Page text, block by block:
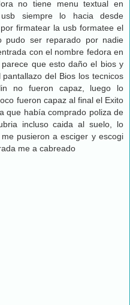
no tiene menu textual en
siempre lo hacia desde
firmatear la usb formatee el
ser reparado por nadie
con el nombre fedora en
que esto daño el bios y
del Bios los tecnicos
no fueron capaz, luego lo
fueron capaz al final el Exito
que había comprado poliza de
incluso caida al suelo, lo
pusieron a esciger y escogi
me a cabreado